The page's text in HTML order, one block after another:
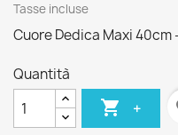
Tasse incluse
Cuore Dedica Maxi 40cm
Quantità
 +